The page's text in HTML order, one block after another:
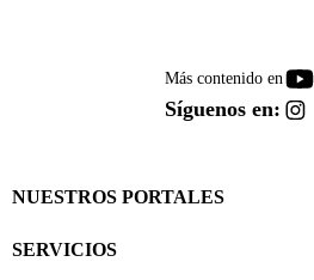
Más contenido en
Síguenos en:
NUESTROS PORTALES
SERVICIOS